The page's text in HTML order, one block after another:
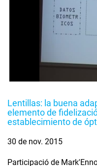
Lentillas: la buena
elemento de
establecimiento de
30 de nov. 2015
Participació de